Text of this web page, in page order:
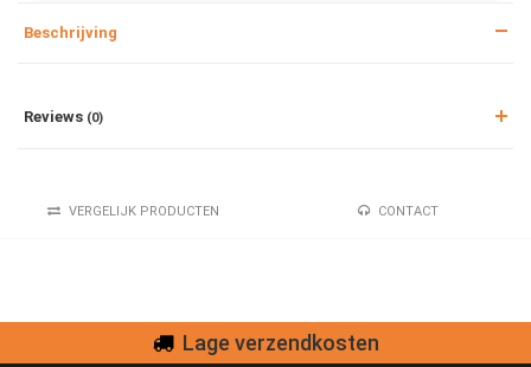
Beschrijving
Reviews (0)
VERGELIJK PRODUCTEN CONTACT
Lage verzendkosten